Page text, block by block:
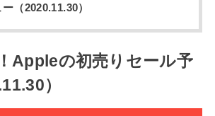
（2020.11.30）
Appleの初売りセール予
）